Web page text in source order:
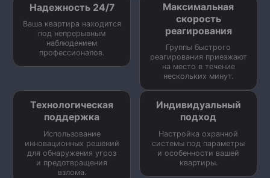
Надежность 24/7
Ваша квартира находится
под непрерывным
наблюдением
профессионалов.
Максимальная
скорость
реагирования
Группы быстрого
реагирования приезжают
на место в течение
нескольких минут.
Технологическая
поддержка
Использование
инновационных решений
для обнаружения угроз
и предотвращения
взлома.
Индивидуальный
подход
Настройка охранной
системы под параметры
и особенности вашей
квартиры.